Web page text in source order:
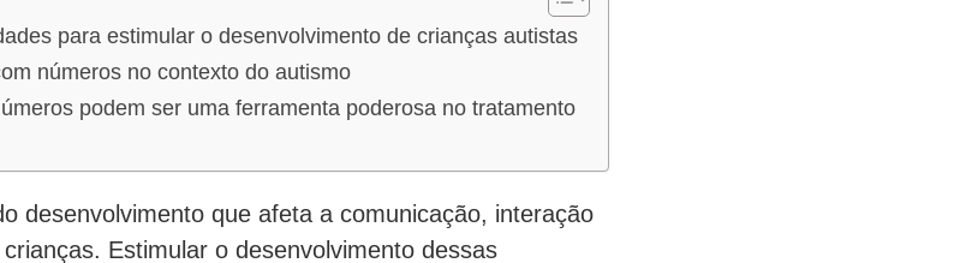
para estimular o desenvolvimento de crianças autistas
números no contexto do autismo
podem ser uma ferramenta poderosa no tratamento
desenvolvimento que afeta a comunicação, interação
Estimular o desenvolvimento dessas